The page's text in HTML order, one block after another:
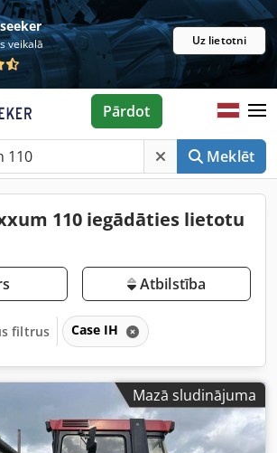
veikalā Uz lietotni
Meklēt
Pārdot
110 iegādāties lietotu
Atbilstība
filtrus Case IH
Mazā sludinājuma